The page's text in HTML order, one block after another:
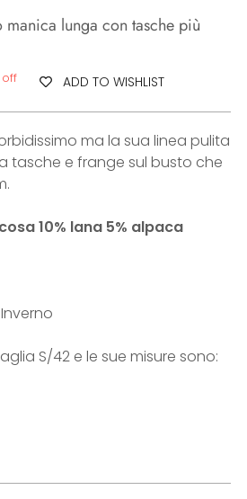
lunga con tasche più
off ADD TO WISHLIST
ma la sua linea pulita
tasche e frange sul busto che
10% lana 5% alpaca
S/42 e le sue misure sono: